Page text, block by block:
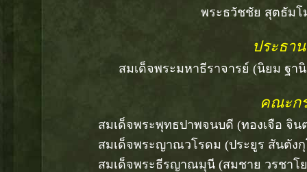
พระธวัชชัย สุตธัมโม วัดป่
ประธา
สมเด็จพระมหาธีราจารย์ (นิยม ฐานิสสโร)
คณะก
สมเด็จพระพุทธปาพจนบดี (ทองเจือ จินตา
สมเด็จพระญาณวโรดม (ประยูร สันตังกุโ
สมเด็จพระธีรญาณมุนี (สมชาย วรชาโย)